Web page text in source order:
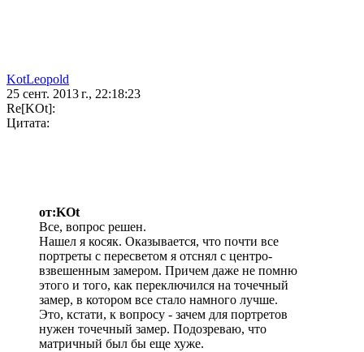
KotLeopold
25 сент. 2013 г., 22:18:23
Re[KOt]:
Цитата:
от:KOt
Все, вопрос решен.
Нашел я косяк. Оказывается, что почти все
портреты с пересветом я отснял с центро-
взвешенным замером. Причем даже не помню
этого и того, как переключился на точечный
замер, в котором все стало намного лучше.
Это, кстати, к вопросу - зачем для портретов
нужен точечный замер. Подозреваю, что
матричный был бы еще хуже.